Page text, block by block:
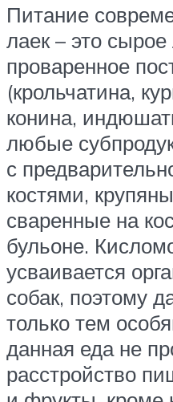
Питание
лаек – это
проваренное
(крольчатина,
конина,
любые
с
костями,
сваренные на
бульоне.
усваивается
собак, поэтому
только тем
данная еда не
расстройство